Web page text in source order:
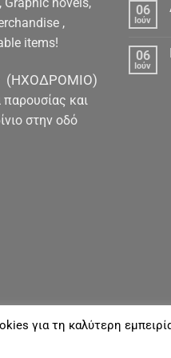
,
items!
(ΗΧΟΔΡΟΜΙΟ)
παρουσίας και
στην οδό
06
Ιούν
06
Ιούν
& ΠΛΗΡΩΜΈΣ ΕΠΙΚΟΙΝΩΝΊΑ
για τη καλύτερη